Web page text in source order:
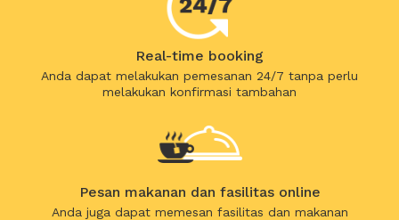
Real-time booking
Anda dapat melakukan pemesanan 24/7 tanpa perlu
melakukan konfirmasi tambahan
Pesan makanan dan fasilitas online
Anda juga dapat memesan fasilitas dan makanan